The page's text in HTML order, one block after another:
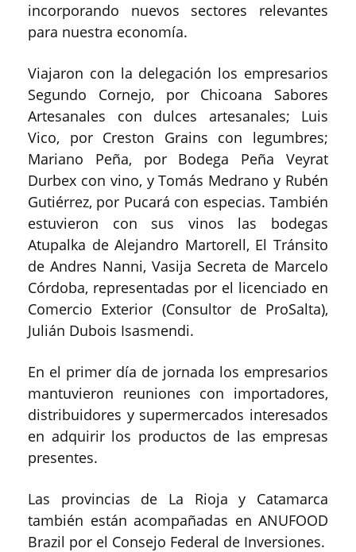
incorporando nuevos sectores relevantes
para nuestra economía.
Viajaron con la delegación los empresarios
Segundo Cornejo, por Chicoana Sabores
Artesanales con dulces artesanales; Luis
Vico, por Creston Grains con legumbres;
Mariano Peña, por Bodega Peña Veyrat
Durbex con vino, y Tomás Medrano y Rubén
Gutiérrez, por Pucará con especias. También
estuvieron con sus vinos las bodegas
Atupalka de Alejandro Martorell, El Tránsito
de Andres Nanni, Vasija Secreta de Marcelo
Córdoba, representadas por el licenciado en
Comercio Exterior (Consultor de ProSalta),
Julián Dubois Isasmendi.
En el primer día de jornada los empresarios
mantuvieron reuniones con importadores,
distribuidores y supermercados interesados
en adquirir los productos de las empresas
presentes.
Las provincias de La Rioja y Catamarca
también están acompañadas en ANUFOOD
Brazil por el Consejo Federal de Inversiones.